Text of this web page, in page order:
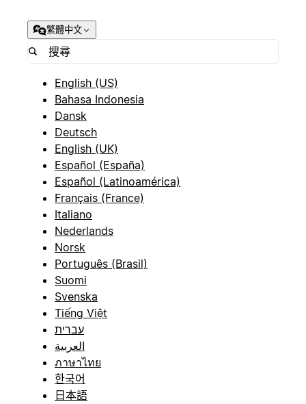
繁體中文
English (US)
Bahasa Indonesia
Dansk
Deutsch
English (UK)
Español (España)
Español (Latinoamérica)
Français (France)
Italiano
Nederlands
Norsk
Português (Brasil)
Suomi
Svenska
Tiếng Việt
עברית
العربية
ภาษาไทย
한국어
日本語